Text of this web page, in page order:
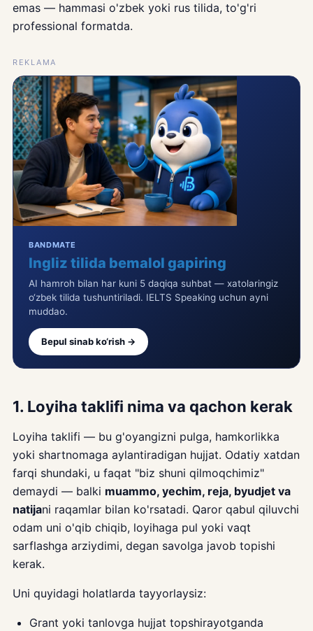
emas — hammasi o'zbek yoki rus tilida, to'g'ri
professional formatda.
REKLAMA
BANDMATE
Ingliz tilida bemalol gapiring
AI hamroh bilan har kuni 5 daqiqa suhbat — xatolaringiz
o‘zbek tilida tushuntiriladi. IELTS Speaking uchun ayni
muddao.
Bepul sinab ko‘rish →
1. Loyiha taklifi nima va qachon kerak
Loyiha taklifi — bu g'oyangizni pulga, hamkorlikka
yoki shartnomaga aylantiradigan hujjat. Odatiy xatdan
farqi shundaki, u faqat "biz shuni qilmoqchimiz"
demaydi — balki muammo, yechim, reja, byudjet va
natijani raqamlar bilan ko'rsatadi. Qaror qabul qiluvchi
odam uni o'qib chiqib, loyihaga pul yoki vaqt
sarflashga arziydimi, degan savolga javob topishi
kerak.
Uni quyidagi holatlarda tayyorlaysiz:
Grant yoki tanlovga hujjat topshirayotganda